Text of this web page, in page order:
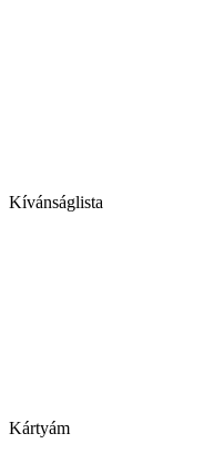
Kívánságlista
Kártyám